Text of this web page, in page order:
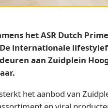
het ASR Dutch
internationale
aan Zuidplein
het aanbod van